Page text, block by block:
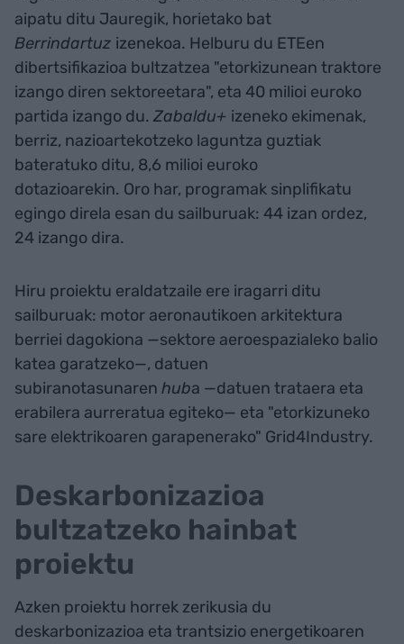
aipatu ditu Jauregik, horietako bat
Berrindartuz izenekoa. Helburu du ETEen
dibertsifikazioa bultzatzea "etorkizunean traktore
izango diren sektoreetara", eta 40 milioi euroko
partida izango du. Zabaldu+ izeneko ekimenak,
berriz, nazioartekotzeko laguntza guztiak
bateratuko ditu, 8,6 milioi euroko
dotazioarekin. Oro har, programak sinplifikatu
egingo direla esan du sailburuak: 44 izan ordez,
24 izango dira.
Hiru proiektu eraldatzaile ere iragarri ditu
sailburuak: motor aeronautikoen arkitektura
berriei dagokiona —sektore aeroespazialeko balio
katea garatzeko—, datuen
subiranotasunaren huba —datuen trataera eta
erabilera aurreratua egiteko— eta "etorkizuneko
sare elektrikoaren garapenerako" Grid4Industry.
Deskarbonizazioa
bultzatzeko hainbat
proiektu
Azken proiektu horrek zerikusia du
deskarbonizazioa eta trantsizio energetikoaren